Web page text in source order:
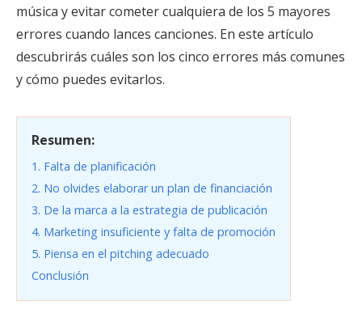
música y evitar cometer cualquiera de los 5 mayores
errores cuando lances canciones. En este artículo
descubrirás cuáles son los cinco errores más comunes
y cómo puedes evitarlos.
Resumen:
1. Falta de planificación
2. No olvides elaborar un plan de financiación
3. De la marca a la estrategia de publicación
4. Marketing insuficiente y falta de promoción
5. Piensa en el pitching adecuado
Conclusión